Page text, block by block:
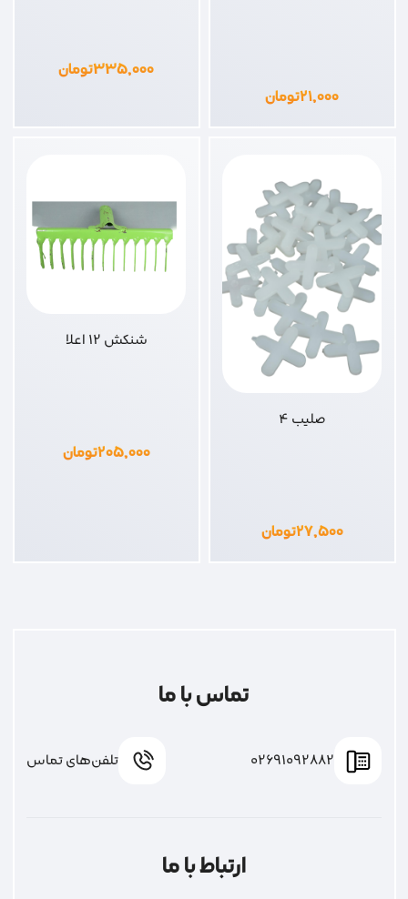
۲۱,۰۰۰تومان
۳۳۵,۰۰۰تومان
صلیب 4
۲۷,۵۰۰تومان
شنکش 12 اعلا
۲۰۵,۰۰۰تومان
تماس با ما
02691092882 تلفن‌های تماس
ارتباط با ما